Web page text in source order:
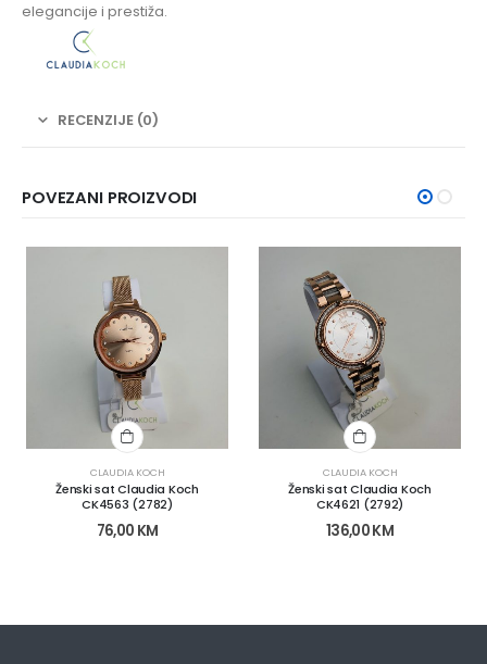
elegancije i prestiža.
RECENZIJE (0)
POVEZANI PROIZVODI
CLAUDIA KOCH
Ženski sat Claudia Koch
CK4563 (2782)
76,00 KM
CLAUDIA KOCH
Ženski sat Claudia Koch
CK4621 (2792)
136,00KM